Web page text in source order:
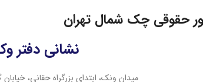
حقوقی چک شمال تهران
نشانی دفتر
میدان ونک، ابتدای بزرگراه حقانی، خیابان گاندی